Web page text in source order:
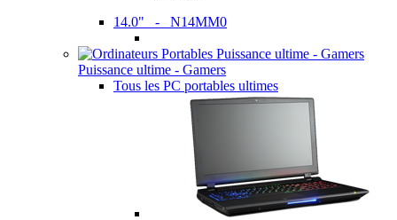
14.0" - N14MM0
Puissance ultime - Gamers
Tous les PC portables ultimes